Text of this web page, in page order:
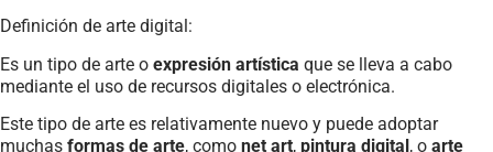
Definición de arte digital:
Es un tipo de arte o expresión artística que se lleva a cabo
mediante el uso de recursos digitales o electrónica.
Este tipo de arte es relativamente nuevo y puede adoptar
muchas formas de arte, como net art, pintura digital, o arte